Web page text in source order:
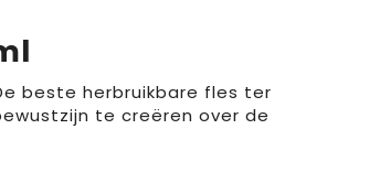
beste herbruikbare fles ter
te creëren over de